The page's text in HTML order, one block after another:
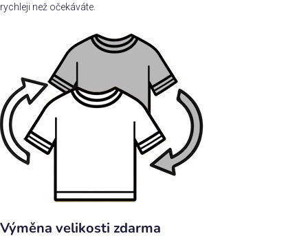
rychleji než očekáváte.
Výměna velikosti zdarma